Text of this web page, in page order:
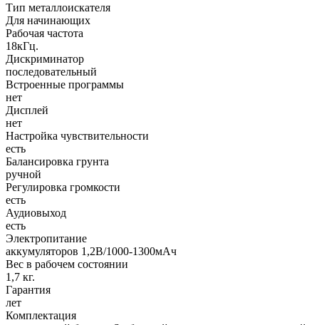
Тип металлоискателя
Для начинающих
Рабочая частота
18кГц.
Дискриминатор
последовательный
Встроенные программы
нет
Дисплей
нет
Настройка чувствительности
есть
Балансировка грунта
ручной
Регулировка громкости
есть
Аудиовыход
есть
Электропитание
аккумуляторов 1,2В/1000-1300мАч
Вес в рабочем состоянии
1,7 кг.
Гарантия
лет
Комплектация